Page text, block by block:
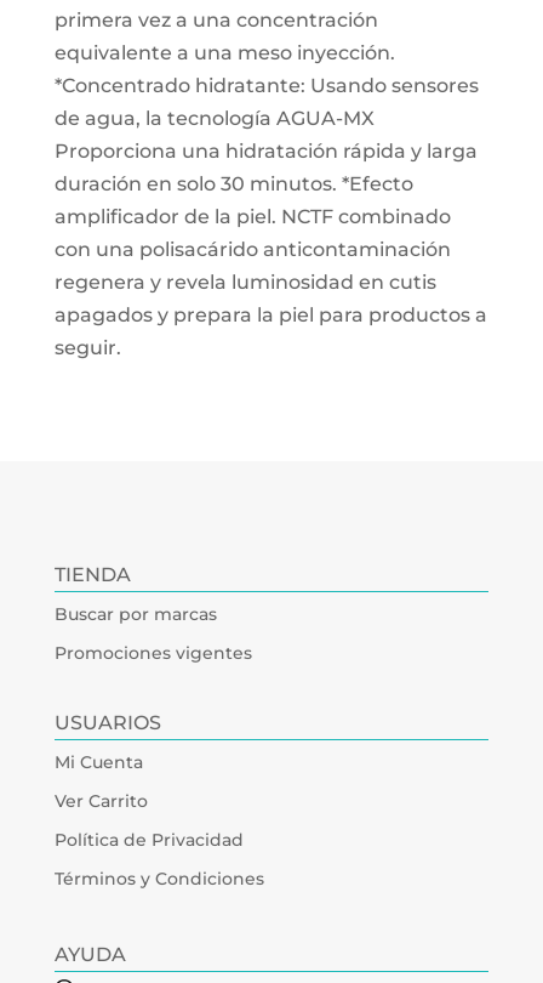
primera vez a una concentración
equivalente a una meso inyección.
*Concentrado hidratante: Usando sensores
de agua, la tecnología AGUA-MX
Proporciona una hidratación rápida y larga
duración en solo 30 minutos. *Efecto
amplificador de la piel. NCTF combinado
con una polisacárido anticontaminación
regenera y revela luminosidad en cutis
apagados y prepara la piel para productos a
seguir.
TIENDA
Buscar por marcas
Promociones vigentes
USUARIOS
Mi Cuenta
Ver Carrito
Política de Privacidad
Términos y Condiciones
AYUDA